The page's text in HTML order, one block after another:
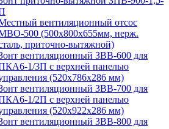
вентиляционный отсос
500 (500х800х655мм, нерж.
приточно-вытяжной)
вентиляционный ЗВВ-600 для
1/3П с верхней панелью
(520х786х286 мм)
вентиляционный ЗВВ-700 для
1/2П с верхней панелью
(520х922х286 мм)
вентиляционный ЗВВ-800 для